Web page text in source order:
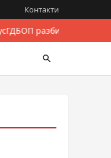
Контакти
ГДБОП разби